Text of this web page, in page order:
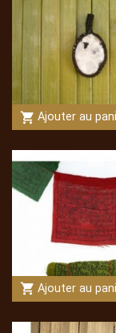
shopping_cart Ajouter au
shopping_cart Ajouter au